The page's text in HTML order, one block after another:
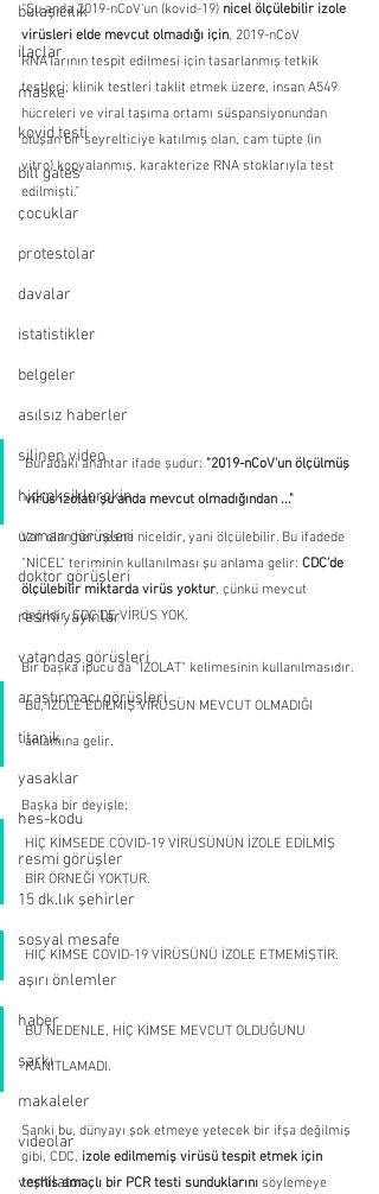
bulaşıcılık
ilaçlar
maske
kovid testi
bill gates
çocuklar
protestolar
davalar
istatistikler
belgeler
asılsız haberler
silinen video
hidroksiklorokin
uzman görüşleri
doktor görüşleri
resmi yayınlar
vatandaş görüşleri
araştırmacı görüşleri
titanik
yasaklar
hes-kodu
resmi görüşler
15 dk.lık şehirler
sosyal mesafe
aşırı önlemler
haber
şarkı
makaleler
videolar
ventilator
“Şu anda 2019-nCoV'un (kovid-19) nicel ölçülebilir izole
virüsleri elde mevcut olmadığı için, 2019-nCoV
RNA'larının tespit edilmesi için tasarlanmış tetkik
testleri; klinik testleri taklit etmek üzere, insan A549
hücreleri ve viral taşıma ortamı süspansiyonundan
oluşan bir seyrelticiye katılmış olan, cam tüpte (in
vitro) kopyalanmış, karakterize RNA stoklarıyla test
edilmişti.”
Buradaki anahtar ifade şudur: "2019-nCoV'un ölçülmüş
virüs izolatı şu anda mevcut olmadığından ..."
Var olan her nesne niceldir, yani ölçülebilir. Bu ifadede
"NİCEL" teriminin kullanılması şu anlama gelir: CDC'de
ölçülebilir miktarda virüs yoktur, çünkü mevcut
değildir. CDC'DE VİRÜS YOK.
Bir başka ipucu da "İZOLAT" kelimesinin kullanılmasıdır.
Bu, İZOLE EDİLMİŞ VİRÜSÜN MEVCUT OLMADIĞI
anlamına gelir.
Başka bir deyişle:
HİÇ KİMSEDE COVID-19 VİRÜSÜNÜN İZOLE EDİLMİŞ
BİR ÖRNEĞİ YOKTUR.
HİÇ KİMSE COVID-19 VİRÜSÜNÜ İZOLE ETMEMİŞTİR.
BU NEDENLE, HİÇ KİMSE MEVCUT OLDUĞUNU
KANITLAMADI.
Sanki bu, dünyayı şok etmeye yetecek bir ifşa değilmiş
gibi, CDC, izole edilmemiş virüsü tespit etmek için
teşhis amaçlı bir PCR testi sunduklarını söylemeye